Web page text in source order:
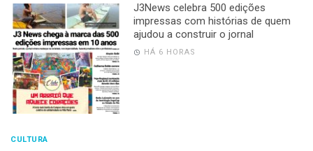
J3News celebra 500 edições
impressas com histórias de quem
ajudou a construir o jornal
HÁ 6 HORAS
CULTURA